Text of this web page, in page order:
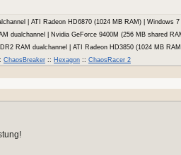
| ATI Radeon HD6870 (1024 MB RAM) | Windows
dualchannel | Nvidia GeForce 9400M (256 MB shared
RAM dualchannel | ATI Radeon HD3850 (1024 MB
ChaosBreaker :: Hexagon :: ChaosRacer 2